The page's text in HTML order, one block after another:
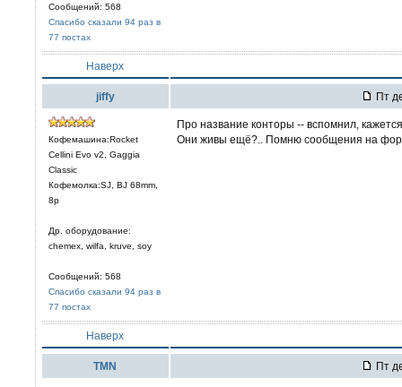
Сообщений: 568
Спасибо сказали 94 раз в
77 постах
Наверх
jiffy Пт
Кофемашина:Rocket
Cellini Evo v2, Gaggia
Classic
Кофемолка:SJ, BJ 68mm,
8р
Др. оборудование:
chemex, wilfa, kruve, soy
Сообщений: 568
Спасибо сказали 94 раз в
77 постах
Про название конторы -- вспомнил,
Они живы ещё?.. Помню сообщения на
Наверх
TMN Пт